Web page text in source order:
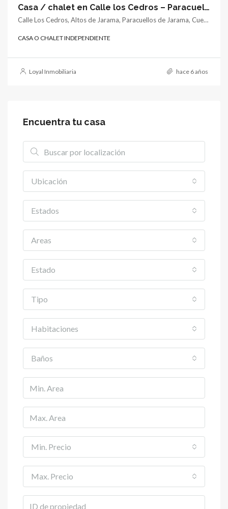
Casa / chalet en Calle los Cedros – Paracuellos
Calle Los Cedros, Altos de Jarama, Paracuellos de Jarama, Cuenca del Medio Jarama, Comunidad de Madrid, 28860, España
CASA O CHALET INDEPENDIENTE
Loyal Inmobiliaria hace 6 años
Encuentra tu casa
Ubicación
Estados
Areas
Estado
Tipo
Habitaciones
Baños
Min. Precio
Max. Precio